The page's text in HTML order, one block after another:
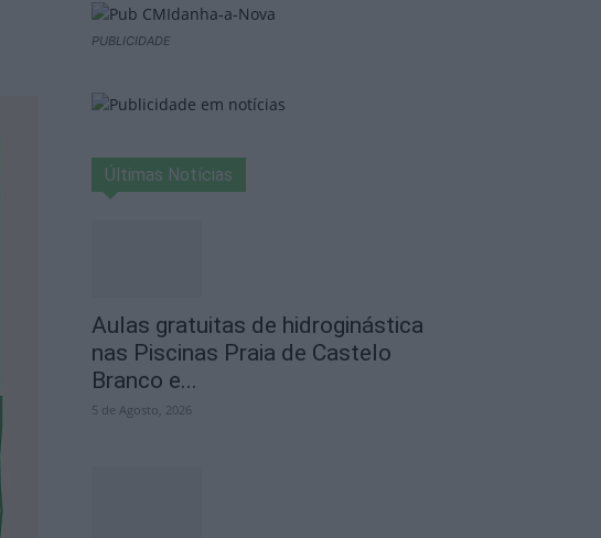
PUBLICIDADE
Últimas Notícias
Aulas gratuitas de hidroginástica
nas Piscinas Praia de Castelo
Branco e...
5 de Agosto, 2026